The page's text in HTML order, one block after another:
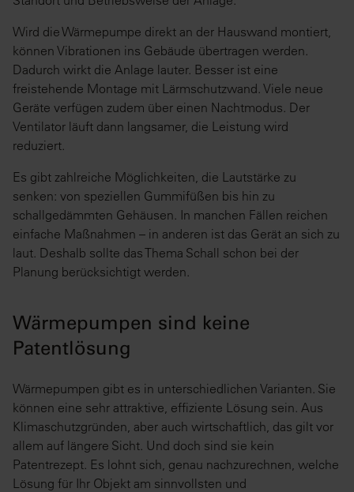
Wird die Wärmepumpe direkt an der Hauswand montiert,
können Vibrationen ins Gebäude übertragen werden.
Dadurch wirkt die Anlage lauter. Besser ist eine
freistehende Montage mit Lärmschutzwand. Viele neue
Geräte verfügen zudem über einen Nachtmodus. Der
Ventilator läuft dann langsamer, die Leistung wird
reduziert.
Es gibt zahlreiche Möglichkeiten, die Lautstärke zu
senken: von speziellen Gummifüßen bis hin zu
schallgedämmten Gehäusen. In manchen Fällen reichen
einfache Maßnahmen – in anderen ist das Gerät an sich zu
laut. Deshalb sollte das Thema Schall schon bei der
Planung berücksichtigt werden.
Wärmepumpen sind keine
Patentlösung
Wärmepumpen gibt es in unterschiedlichen Varianten. Sie
können eine sehr attraktive, effiziente Lösung sein. Aus
Klimaschutzgründen, aber auch wirtschaftlich, das gilt vor
allem auf längere Sicht. Und doch sind sie kein
Patentrezept. Es lohnt sich, genau nachzurechnen, welche
Lösung für Ihr Objekt am sinnvollsten und